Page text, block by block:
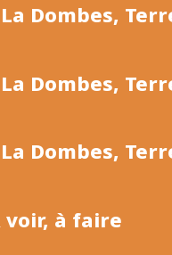
La Dombes,
La Dombes,
La Dombes,
voir, à faire
Foire